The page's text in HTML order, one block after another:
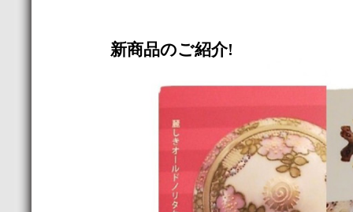
新商品のご紹介!